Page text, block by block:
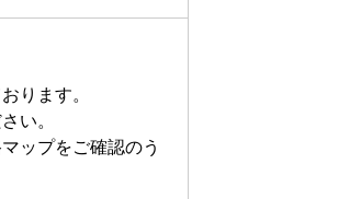
ります。
い。
ップをご確認のう